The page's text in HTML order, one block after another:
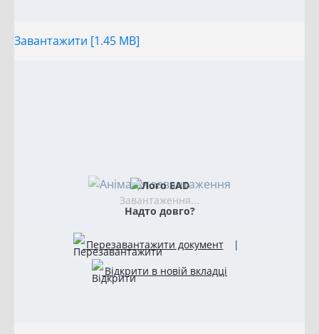
Завантажити [1.45 MB]
Завантаження...
Надто довго?
Перезавантажити документ
|
Відкрити в новій вкладці